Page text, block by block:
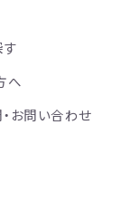
す
へ
お問い合わせ